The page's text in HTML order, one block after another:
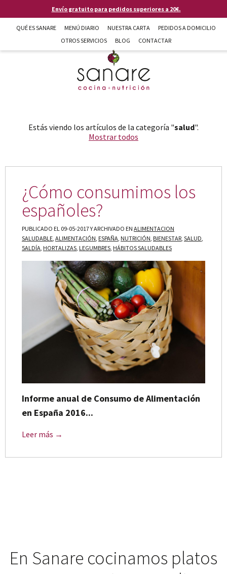
Pasar al contenido principalEnvío gratuito para pedidos superiores a 20€.
QUÉ ES SANARE MENÚ DIARIO NUESTRA CARTA
PEDIDOS A DOMICILIO
OTROS SERVICIOS
BLOG CONTACTAR
Sanare cocina + nutrición en Almería
Estás viendo los artículos de la categoría "salud".
Mostrar todos
¿Cómo consumimos los
españoles?
PUBLICADO EL 09-05-2017 Y ARCHIVADO EN ALIMENTACION
SALUDABLE, ALIMENTACIÓN, ESPAÑA, NUTRICIÓN, BIENESTAR, SALUD,
5ALDÍA, HORTALIZAS, LEGUMBRES, HÁBITOS SALUDABLES
Informe anual de Consumo de Alimentación
en España 2016...
Leer más →
En Sanare cocinamos platos